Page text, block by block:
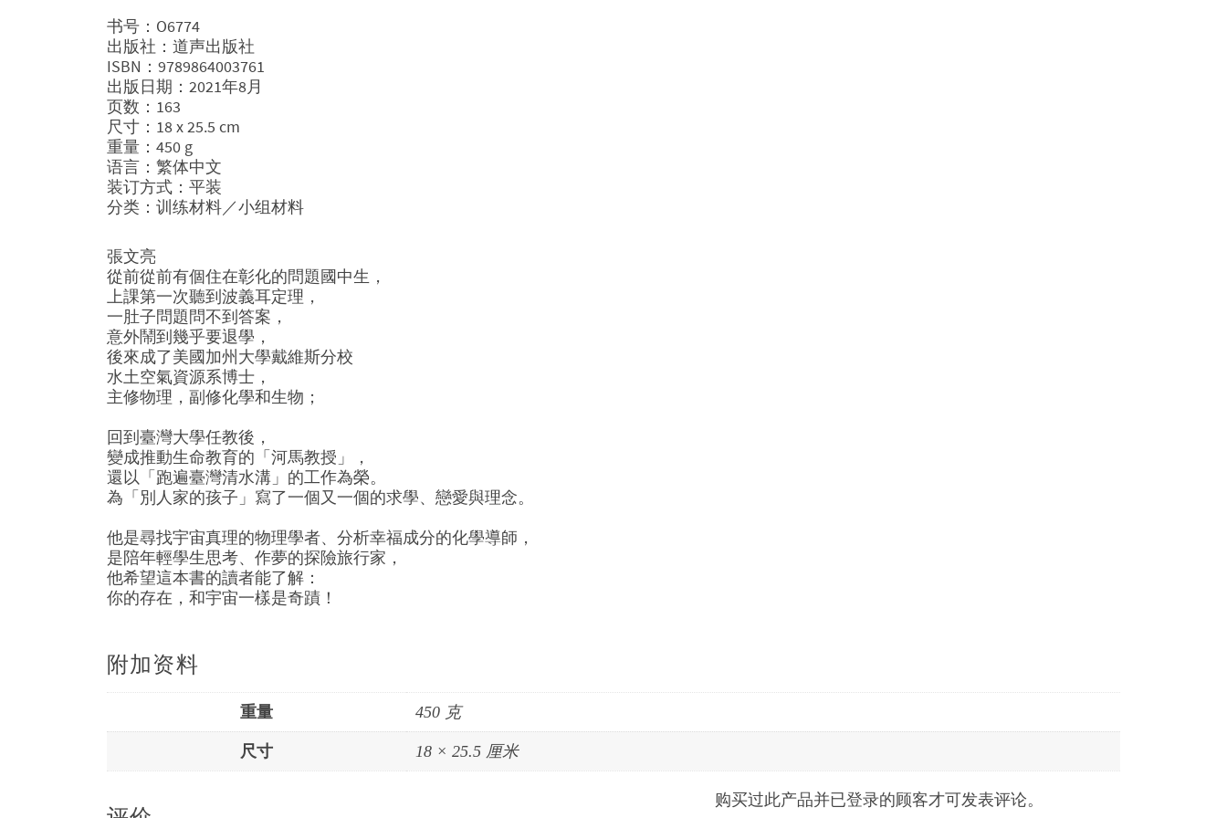
书号：O6774
出版社：道声出版社
ISBN：9789864003761
出版日期：2021年8月
页数：163
尺寸：18 x 25.5 cm
重量：450 g
语言：繁体中文
装订方式：平装
分类：训练材料／小组材料
張文亮
從前從前有個住在彰化的問題國中生，
上課第一次聽到波義耳定理，
一肚子問題問不到答案，
意外鬧到幾乎要退學，
後來成了美國加州大學戴維斯分校
水土空氣資源系博士，
主修物理，副修化學和生物；
回到臺灣大學任教後，
變成推動生命教育的「河馬教授」，
還以「跑遍臺灣清水溝」的工作為榮。
為「別人家的孩子」寫了一個又一個的求學、戀愛與理念。
他是尋找宇宙真理的物理學者、分析幸福成分的化學導師，
是陪年輕學生思考、作夢的探險旅行家，
他希望這本書的讀者能了解：
你的存在，和宇宙一樣是奇蹟！
附加资料
重量 450 克
尺寸 18 × 25.5 厘米
购买过此产品并已登录的顾客才可发表评论。